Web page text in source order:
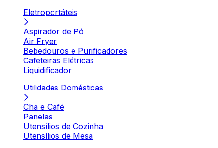
Eletroportáteis
Aspirador de Pó
Air Fryer
Bebedouros e Purificadores
Cafeteiras Elétricas
Liquidificador
Utilidades Domésticas
Chá e Café
Panelas
Utensílios de Cozinha
Utensílios de Mesa